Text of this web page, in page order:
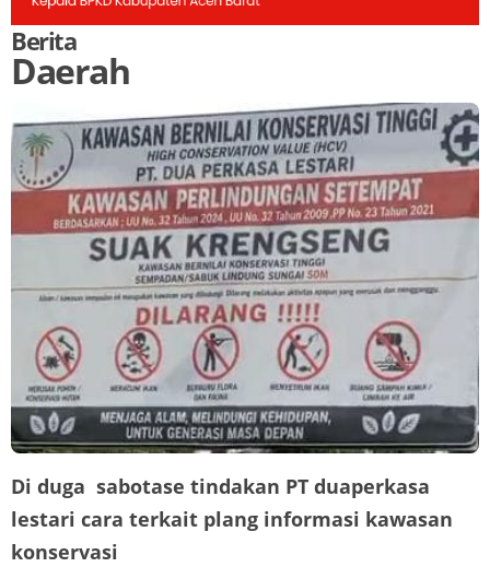
Berita
Daerah
Di duga sabotase tindakan PT duaperkasa
lestari cara terkait plang informasi kawasan
konservasi